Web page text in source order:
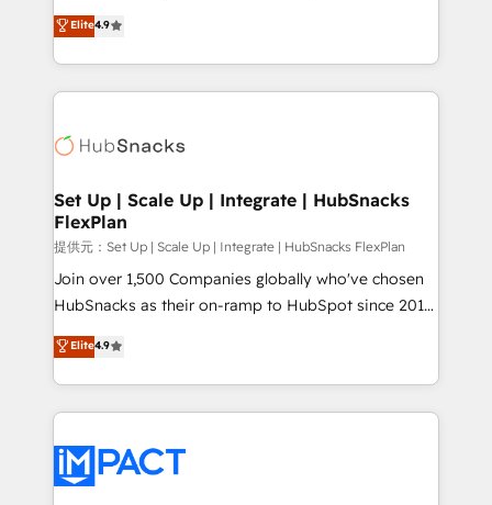
and CRM migration from any platform •
Client/member portals built on HubSpot • Custom
WooCommerce, BuilderTrend, and more Experience
the difference — reach out to see how AI + HubSpot
From HubSpot onboarding, to training, from
developing a new website to lead generation and
digital marketing; we do it all (and with great
results)! In short, our services include: - HubSpot
HubSpot development: websites, custom modules,
marketing, advertising, campaigns, content and
design We connect people, data and technology to
improve customer experiences. With our bright
people, exciting ideas and can-do mentality, we
ensure revenue growth on a daily basis. So tell us
team of 100+ experts is ready for you! Driving digital
growth | www.brightdigital.com
Elite4.9
Set Up | Scale Up | Integrate | HubSnacks
FlexPlan
提供元：Set Up | Scale Up | Integrate | HubSnacks FlexPlan
Join over 1,500 Companies globally who've chosen
HubSnacks as their on-ramp to HubSpot since 2014
Simple pay-as-you-go plans that accelerate value...
1️⃣ Set Up | Onboarding New or Check-fixing existing
HubSpot portals 2️⃣ Scale Up | 100% HubSpot Task
Execution... Global 24/7 ... All Experts 3️⃣ Integrate |
Slash months from your API Integration project... ⬅️
Click "Contact Business" ⬅️ to access 150+ Kickstart
Elite4.9